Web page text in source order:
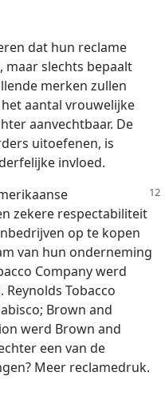
dat hun reclame
slechts bepaalt
merken zullen
aantal vrouwelijke
aanvechtbaar. De
uitoefenen, is
invloed.
zekere respectabiliteit
op te kopen
van hun onderneming
Company werd
Reynolds Tobacco
Brown and
werd Brown and
een van de
Meer reclamedruk.